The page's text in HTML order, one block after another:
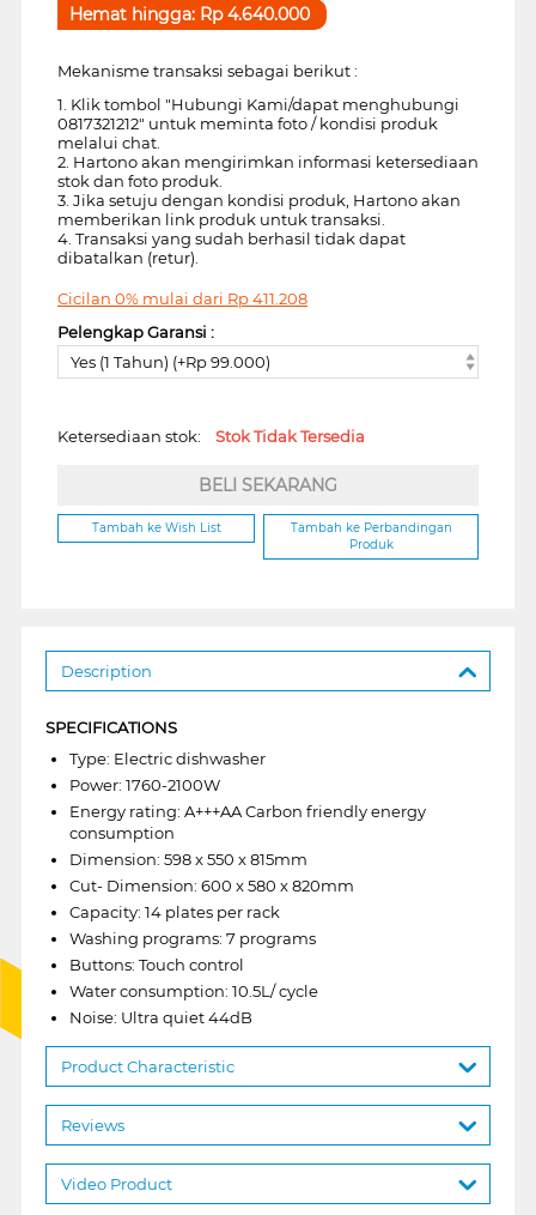
Hemat hingga: Rp4.640.000
Mekanisme transaksi sebagai berikut :
1. Klik tombol "Hubungi Kami/dapat menghubungi
0817321212" untuk meminta foto / kondisi produk
melalui chat.
2. Hartono akan mengirimkan informasi ketersediaan
stok dan foto produk.
3. Jika setuju dengan kondisi produk, Hartono akan
memberikan link produk untuk transaksi.
4. Transaksi yang sudah berhasil tidak dapat
dibatalkan (retur).
Cicilan 0% mulai dari Rp411.208
Pelengkap Garansi :
Yes (1 Tahun) (+Rp 99.000)
Ketersediaan stok: Stok Tidak Tersedia
BELI SEKARANG
Tambah ke Wish List
Tambah ke Perbandingan
Produk
Description
SPECIFICATIONS
Type: Electric dishwasher
Power: 1760-2100W
Energy rating: A+++AA Carbon friendly energy
consumption
Dimension: 598 x 550 x 815mm
Cut- Dimension: 600 x 580 x 820mm
Capacity: 14 plates per rack
Washing programs: 7 programs
Buttons: Touch control
Water consumption: 10.5L/ cycle
Noise: Ultra quiet 44dB
Product Characteristic
Reviews
Video Product